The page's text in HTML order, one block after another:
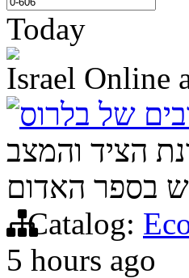
Today
Israel Online
של בלרוס
הציד והמצב
Catalog:
5 hours ago